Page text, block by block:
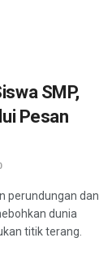
SMP,
Pesan
perundungan dan
dunia
titik terang.